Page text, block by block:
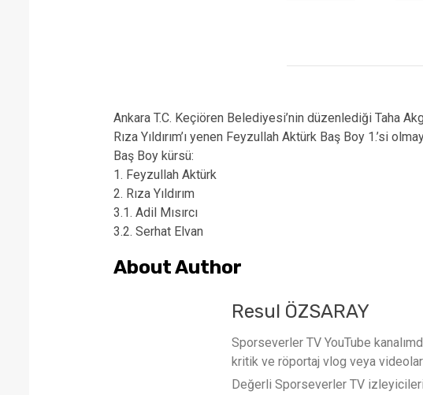
Ankara T.C. Keçiören Belediyesi’nin düzenlediği Taha
Rıza Yıldırım’ı yenen Feyzullah Aktürk Baş Boy 1.’si
Baş Boy kürsü:
1. Feyzullah Aktürk
2. Rıza Yıldırım
3.1. Adil Mısırcı
3.2. Serhat Elvan
About Author
Resul ÖZSARAY
Sporseverler TV YouTube
kritik ve röportaj vlog veya
Değerli Sporseverler TV